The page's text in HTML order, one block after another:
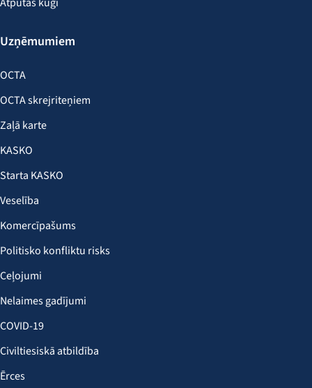
Uzņēmumiem
OCTA
OCTA skrejriteņiem
Zaļā karte
KASKO
Starta KASKO
Veselība
Komercīpašums
Politisko konfliktu risks
Ceļojumi
Nelaimes gadījumi
COVID-19
Civiltiesiskā atbildība
Ērces